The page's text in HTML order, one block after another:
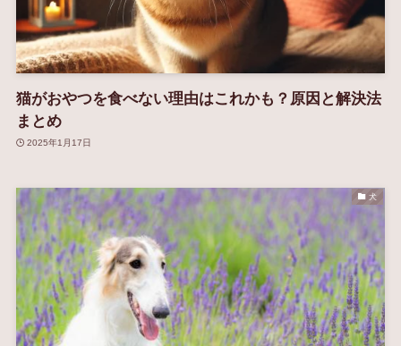
猫がおやつを食べない理由はこれかも？原因と解決法
まとめ
2025年1月17日
犬